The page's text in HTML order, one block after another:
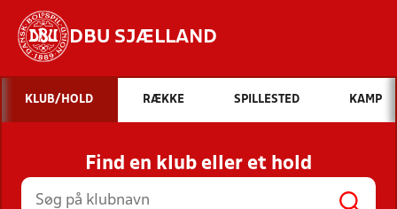
DBU SJÆLLAND
Hvad vil du søge efter?
INDHOLD OG NYHEDER
STILLINGER, RESULTATER, KLUBBER OG
HOLD
KLUB/HOLD RÆKKE SPILLESTED KAMP
Find en klub eller et hold